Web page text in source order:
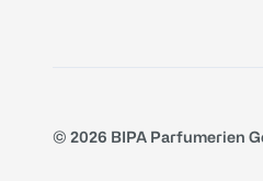
© 2026 BIPA Parfumerien